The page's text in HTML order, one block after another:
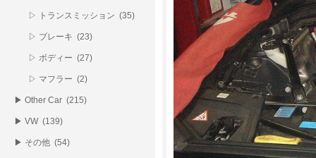
▷ トランスミッション (35)
▷ ブレーキ (23)
▷ ボディー (27)
▷ マフラー (2)
▶ Other Car (215)
▶ VW (139)
▶ その他 (54)